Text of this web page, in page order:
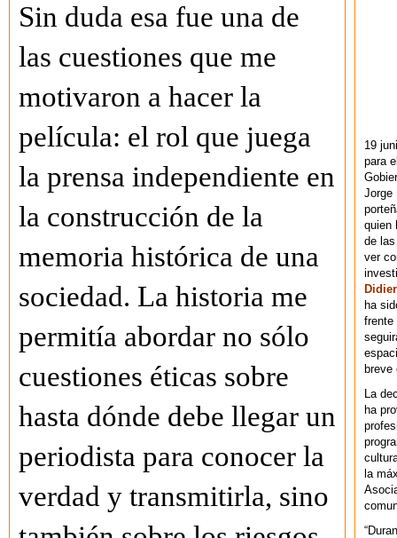
Sin duda esa fue una de
las cuestiones que me
motivaron a hacer la
película: el rol que juega
la prensa independiente en
la construcción de la
memoria histórica de una
sociedad. La historia me
permitía abordar no sólo
cuestiones éticas sobre
hasta dónde debe llegar un
periodista para conocer la
verdad y transmitirla, sino
19
para
Jorge
quien
de
ver
Didier
ha
frente
breve
La
ha
la